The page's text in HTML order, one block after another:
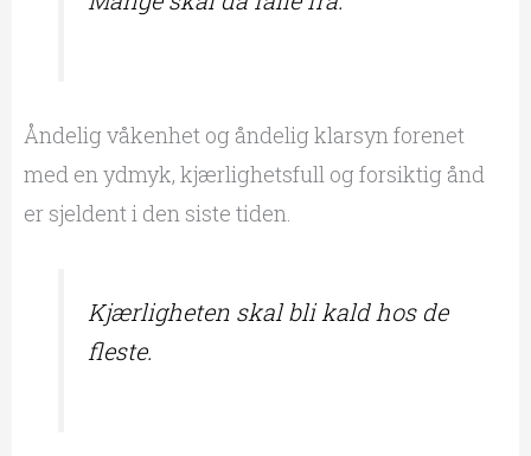
Åndelig våkenhet og åndelig klarsyn forenet
med en ydmyk, kjærlighetsfull og forsiktig ånd
er sjeldent i den siste tiden.
Kjærligheten skal bli kald hos de
fleste.